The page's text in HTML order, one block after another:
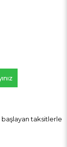
taksitlerle